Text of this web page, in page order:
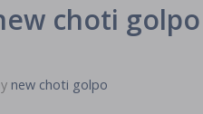
choti golpo
new choti golpo